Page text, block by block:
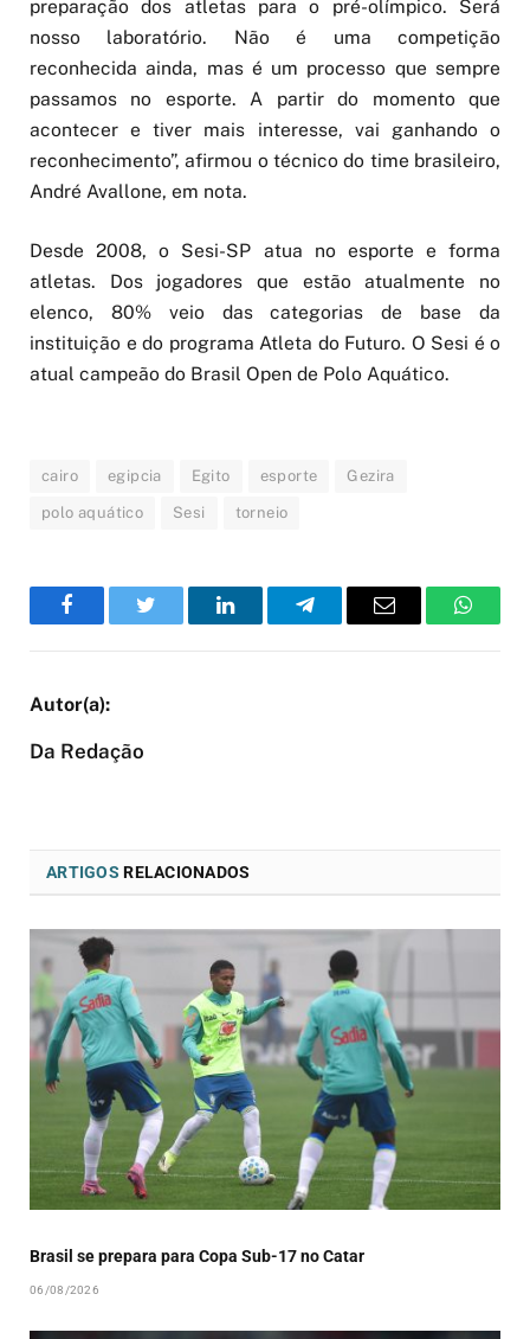
preparação dos atletas para o pré-olímpico. Será
nosso laboratório. Não é uma competição
reconhecida ainda, mas é um processo que sempre
passamos no esporte. A partir do momento que
acontecer e tiver mais interesse, vai ganhando o
reconhecimento”, afirmou o técnico do time brasileiro,
André Avallone, em nota.
Desde 2008, o Sesi-SP atua no esporte e forma
atletas. Dos jogadores que estão atualmente no
elenco, 80% veio das categorias de base da
instituição e do programa Atleta do Futuro. O Sesi é o
atual campeão do Brasil Open de Polo Aquático.
cairo egipcia Egito esporte Gezira
polo aquático Sesi torneio
FacebookTwitter LinkedInTelegramEmail
Da Redação
ARTIGOS RELACIONADOS
Brasil se prepara para Copa Sub-17 no Catar
06/08/2026